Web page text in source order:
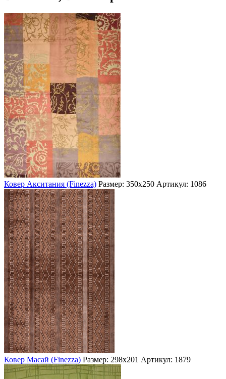
Ковер Акситания (Finezza) Размер: 350х250 Артикул: 1086
Ковер Масай (Finezza) Размер: 298х201 Артикул: 1879